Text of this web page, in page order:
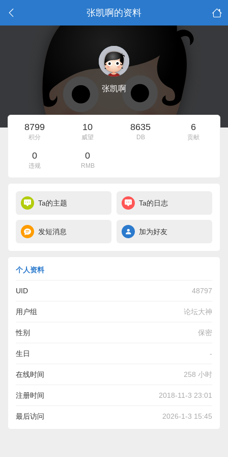
张凯啊的资料
张凯啊
8799
积分
10
威望
8635
DB
6
贡献
0
违规
0
RMB
Ta的主题 Ta的日志
发短消息 加为好友
个人资料
UID 48797
用户组 论坛大神
性别 保密
生日 -
在线时间 258 小时
注册时间 2018-11-3 23:01
最后访问 2026-1-3 15:45